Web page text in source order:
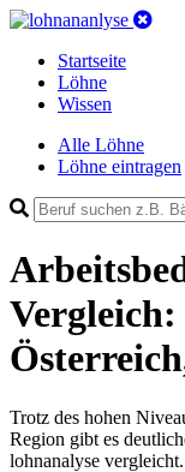
Startseite
Löhne
Wissen
Alle Löhne
Löhne eintragen
Trotz des hohen
Region gibt es
lohnanalyse vergleicht.